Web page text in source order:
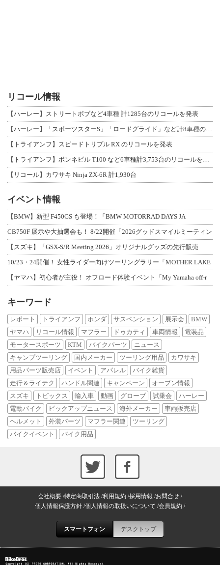
リコール情報
【ハーレー】ストリートボブなど4車種 計1285台のリコールを発表
【トライアンフ】スピードトリプル RX のリコールを発表
【リコール】カワサキ Ninja ZX-6R 計1,930台
イベント情報
【BMW】新型 F450GS も登場！「BMW MOTORRAD DAYS JA
CB750F 展示や大抽選会も！ 8/22開催「2026グッドスマイルミーティン
【スズキ】「GSX-S/R Meeting 2026」オリジナルグッズの先行販売
10/23・24開催！ 女性ライダー向けツーリングラリー「MOTHER LAKE
【ヤマハ】初心者が主役！ オフロード体験イベント「My Yamaha off-r
キーワード
レポート トライアンフ ホンダ サスペンション 展示会
BMW
ヤマハ
リコール情報 マフラー ドゥカティ 車両情報
電装品
モータースポーツ
KTM バイクパーツ
ニュース
キャンプツーリング
国内メーカー ツーリング用品
カワサキ
用品パーツ販売店
イベント アパレル
バイク雑貨
走行＆ライテク
ハンドル関連 キャンペーン
オープン情報
スズキ
トピックス 輸入車 動画 グローブ 試乗会
ハーレー
電動バイク
ピックアップニュース 海外メーカー
車両販売店
ヘルメット
外装パーツ マフラー関連
ツーリング
バイクイベント
バイク用品
会社概要 特定商取引法 利用規約 採用情報 お問合せ
個人情報保護方針 個人情報の取扱いについて 会員規約
スマートフォン デスクトップ